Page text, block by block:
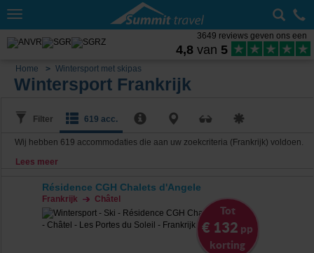
Toggle
3649 reviews geven ons een
4,8 van 5
Home Wintersport met skipas
Wintersport Frankrijk
Filter 619 acc.
Wij hebben 619 accommodaties die aan uw zoekcriteria (Frankrijk) voldoen.
Lees meer
Résidence CGH Chalets d'Angele
Frankrijk Châtel
Tot
€ 132 pp
korting